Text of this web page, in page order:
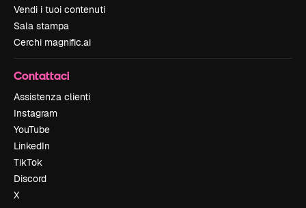
Vendi i tuoi contenuti
Sala stampa
Cerchi magnific.ai
Contattaci
Assistenza clienti
Instagram
YouTube
LinkedIn
TikTok
Discord
X